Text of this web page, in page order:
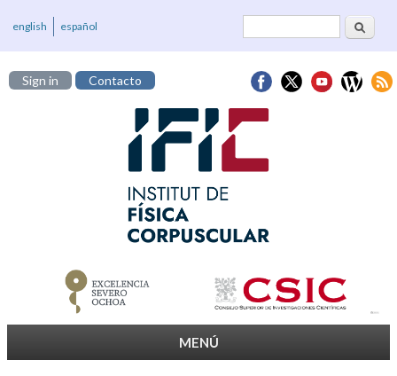
Formulari deCerca
english español
Sign in Contacto
MENÚ